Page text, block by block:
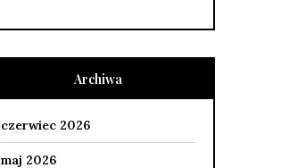
Archiwa
czerwiec 2026
maj 2026